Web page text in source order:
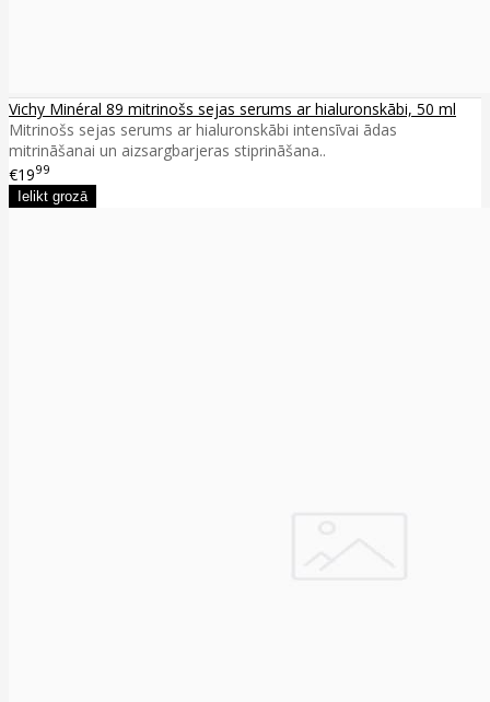
Vichy Minéral 89 mitrinošs sejas serums ar hialuronskābi, 50 ml
Mitrinošs sejas serums ar hialuronskābi intensīvai ādas
mitrināšanai un aizsargbarjeras stiprināšana..
€1999